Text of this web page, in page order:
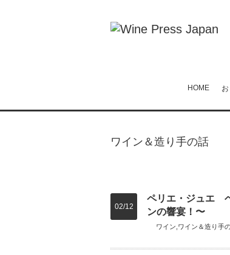
HOME
ワイン＆造り手の話
ペリエ・ジュエ
ンの響宴！〜
ワイン ワイン＆造り手
02/12